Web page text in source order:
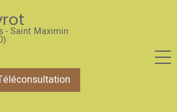
- Saint Maximin